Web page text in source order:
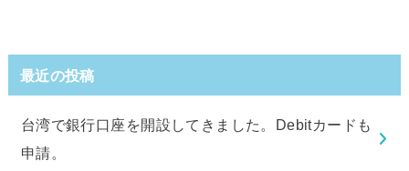
最近の投稿
台湾で銀行口座を開設してきました。Debitカードも
申請。